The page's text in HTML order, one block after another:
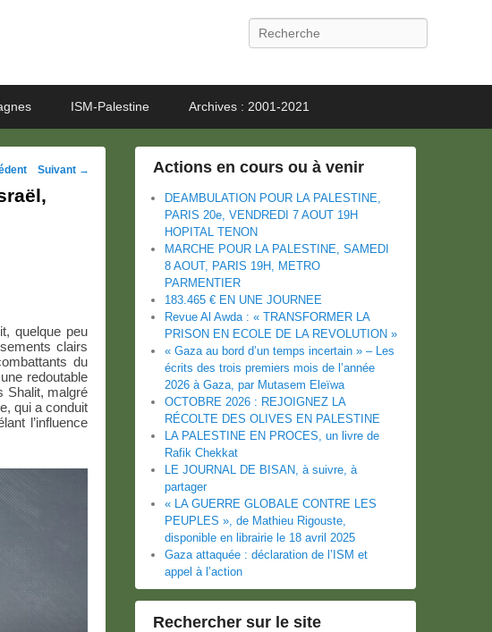
Recherche
ISM-Palestine Archives : 2001-2021
Suivant →
quelque peu
clairs
du
redoutable
Shalit, malgré
qui a conduit
l’influence
Actions en cours ou à venir
DEAMBULATION POUR LA PALESTINE,
PARIS 20e, VENDREDI 7 AOUT 19H
HOPITAL TENON
MARCHE POUR LA PALESTINE, SAMEDI
8 AOUT, PARIS 19H, METRO
PARMENTIER
183.465 € EN UNE JOURNEE
Revue Al Awda : « TRANSFORMER LA
PRISON EN ECOLE DE LA REVOLUTION »
« Gaza au bord d’un temps incertain » – Les
écrits des trois premiers mois de l’année
2026 à Gaza, par Mutasem Eleïwa
OCTOBRE 2026 : REJOIGNEZ LA
RÉCOLTE DES OLIVES EN PALESTINE
LA PALESTINE EN PROCES, un livre de
Rafik Chekkat
LE JOURNAL DE BISAN, à suivre, à
partager
« LA GUERRE GLOBALE CONTRE LES
PEUPLES », de Mathieu Rigouste,
disponible en librairie le 18 avril 2025
Gaza attaquée : déclaration de l’ISM et
appel à l’action
Rechercher sur le site